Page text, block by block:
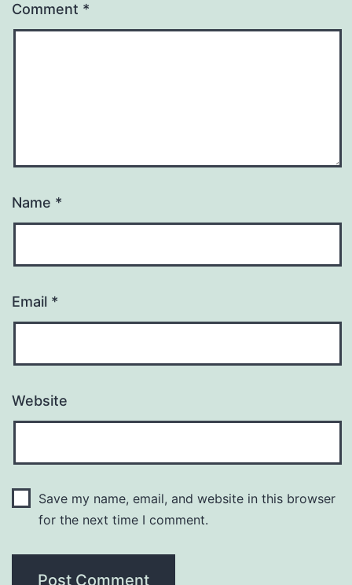
Comment *
Name *
Email *
Website
Save my name, email, and website in this browser
for the next time I comment.